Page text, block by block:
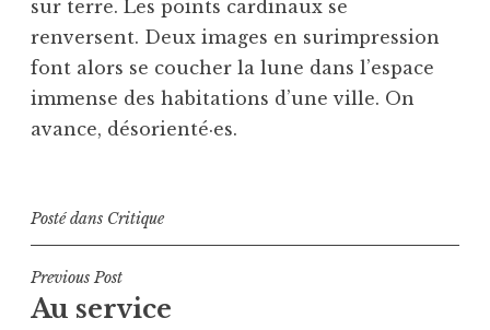
sur terre. Les points cardinaux se
renversent. Deux images en surimpression
font alors se coucher la lune dans l’espace
immense des habitations d’une ville. On
avance, désorienté·es.
Posté dans Critique
Navigation
de
Previous Post
Au service